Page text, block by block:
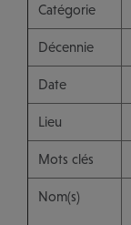
Catégorie
Décennie
Date
Lieu
Mots clés
Nom(s)